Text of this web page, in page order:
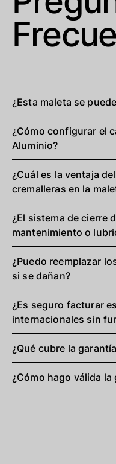
¿Esta maleta se
¿Cómo configurar el
Aluminio?
¿Cuál es la ventaja
cremalleras en la
¿El sistema de cierre
mantenimiento o
¿Puedo reemplazar
si se dañan?
¿Es seguro facturar
internacionales sin
¿Qué cubre la
¿Cómo hago válida la